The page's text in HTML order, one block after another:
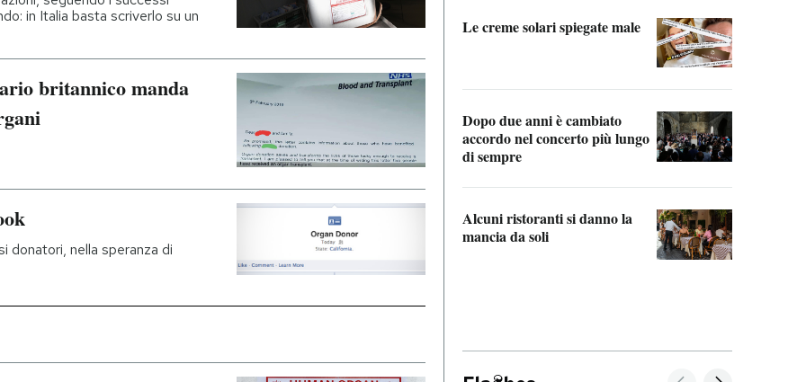
in Italia basta scriverlo su un
britannico manda
donatori, nella speranza di
Le creme solari spiegate male
Dopo due anni è cambiato
accordo nel concerto più lungo
di sempre
Alcuni ristoranti si danno la
mancia da soli